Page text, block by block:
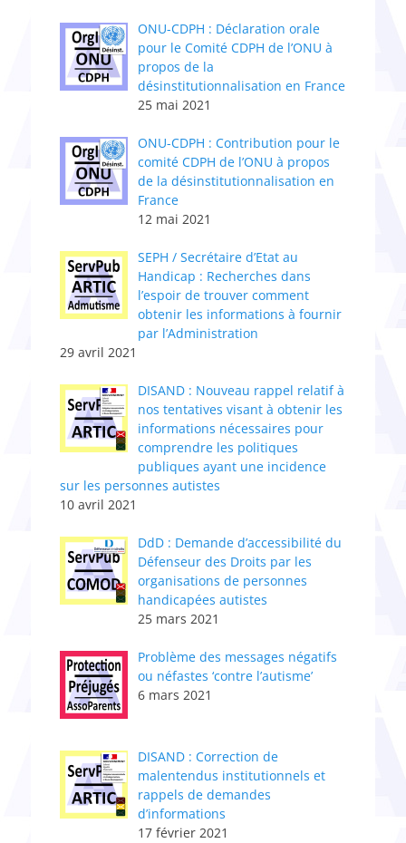
ONU-CDPH : Déclaration orale
pour le Comité CDPH de l’ONU à
propos de la
désinstitutionnalisation en France
25 mai 2021
ONU-CDPH : Contribution pour le
comité CDPH de l’ONU à propos
de la désinstitutionnalisation en
France
12 mai 2021
SEPH / Secrétaire d’Etat au
Handicap : Recherches dans
l’espoir de trouver comment
obtenir les informations à fournir
par l’Administration
29 avril 2021
DISAND : Nouveau rappel relatif à
nos tentatives visant à obtenir les
informations nécessaires pour
comprendre les politiques
publiques ayant une incidence
sur les personnes autistes
10 avril 2021
DdD : Demande d’accessibilité du
Défenseur des Droits par les
organisations de personnes
handicapées autistes
25 mars 2021
Problème des messages négatifs
ou néfastes ‘contre l’autisme’
6 mars 2021
DISAND : Correction de
malentendus institutionnels et
rappels de demandes
d’informations
17 février 2021